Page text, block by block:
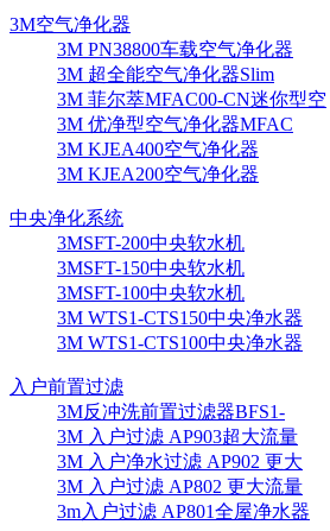
3M空气净化器
3M PN38800车载空气净化器
3M 超全能空气净化器Slim
3M 菲尔萃MFAC00-CN迷你型空
3M 优净型空气净化器MFAC
3M KJEA400空气净化器
3M KJEA200空气净化器
中央净化系统
3MSFT-200中央软水机
3MSFT-150中央软水机
3MSFT-100中央软水机
3M WTS1-CTS150中央净水器
3M WTS1-CTS100中央净水器
入户前置过滤
3M反冲洗前置过滤器BFS1-
3M 入户过滤 AP903超大流量
3M 入户净水过滤 AP902 更大
3M 入户过滤 AP802 更大流量
3m入户过滤 AP801全屋净水器